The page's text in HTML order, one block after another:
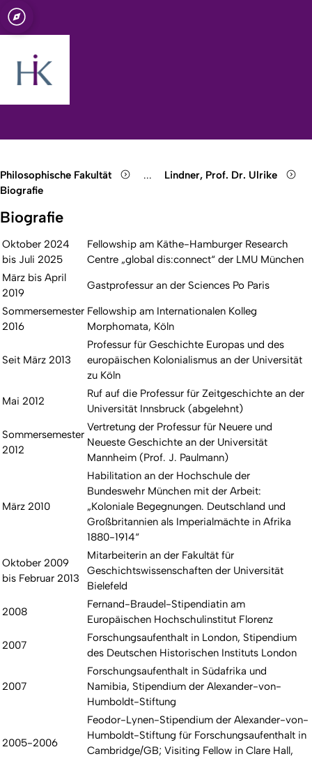
Open quicklink menu
Philosophische Fakultät Show remaining breadcrumb items
...
Lindner, Prof. Dr. Ulrike
Biografie
Biografie
Oktober 2024
bis Juli 2025
Fellowship am Käthe-Hamburger Research
Centre „global dis:connect“ der LMU München
März bis April
2019
Gastprofessur an der Sciences Po Paris
Sommersemester
2016
Fellowship am Internationalen Kolleg
Morphomata, Köln
Seit März 2013
Professur für Geschichte Europas und des
europäischen Kolonialismus an der Universität
zu Köln
Mai 2012
Ruf auf die Professur für Zeitgeschichte an der
Universität Innsbruck (abgelehnt)
Sommersemester
2012
Vertretung der Professur für Neuere und
Neueste Geschichte an der Universität
Mannheim (Prof. J. Paulmann)
März 2010
Habilitation an der Hochschule der
Bundeswehr München mit der Arbeit:
„Koloniale Begegnungen. Deutschland und
Großbritannien als Imperialmächte in Afrika
1880-1914“
Oktober 2009
bis Februar 2013
Mitarbeiterin an der Fakultät für
Geschichtswissenschaften der Universität
Bielefeld
2008
Fernand-Braudel-Stipendiatin am
Europäischen Hochschulinstitut Florenz
2007
Forschungsaufenthalt in London, Stipendium
des Deutschen Historischen Instituts London
2007
Forschungsaufenthalt in Südafrika und
Namibia, Stipendium der Alexander-von-
Humboldt-Stiftung
2005-2006
Feodor-Lynen-Stipendium der Alexander-von-
Humboldt-Stiftung für Forschungsaufenthalt in
Cambridge/GB; Visiting Fellow in Clare Hall,